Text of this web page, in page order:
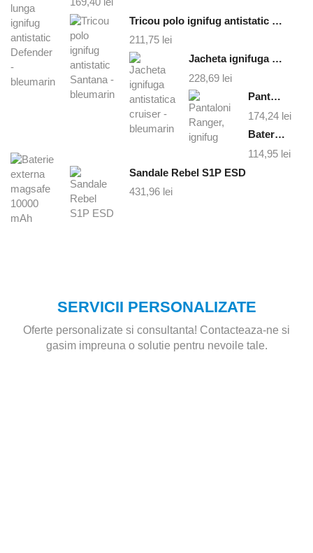
Tricou polo ignifug antistatic Santana - bleumarin
211,75 lei
Jacheta ignifuga antistatica cruiser - bleumarin
228,69 lei
Pantaloni Ranger, ignifug
174,24 lei
Baterie externa magsafe 10000 mAh
114,95 lei
Sandale Rebel S1P ESD
431,96 lei
SERVICII PERSONALIZATE
Oferte personalizate si consultanta! Contacteaza-ne si
gasim impreuna o solutie pentru nevoile tale.